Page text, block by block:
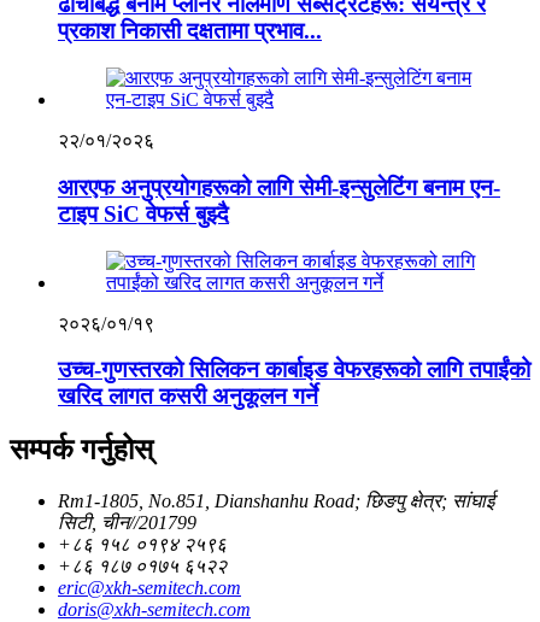
प्रकाश निकासी दक्षतामा प्रभाव...
२२/०१/२०२६
आरएफ अनुप्रयोगहरूको लागि सेमी-इन्सुलेटिंग बनाम एन-
टाइप SiC वेफर्स बुझ्दै
२०२६/०१/१९
उच्च-गुणस्तरको सिलिकन कार्बाइड वेफरहरूको लागि तपाईंको
खरिद लागत कसरी अनुकूलन गर्ने
सम्पर्क गर्नुहोस्
Rm1-1805, No.851, Dianshanhu Road; छिङपु क्षेत्र; सांघाई
सिटी, चीन//201799
+८६ १५८ ०१९४ २५९६
+८६ १८७ ०१७५ ६५२२
eric@xkh-semitech.com
doris@xkh-semitech.com